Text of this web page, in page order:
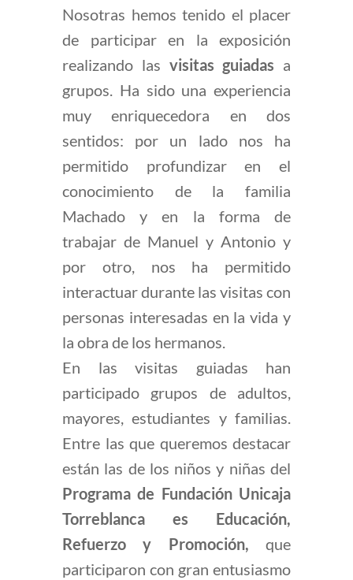
Nosotras hemos tenido el placer
de participar en la exposición
realizando las visitas guiadas a
grupos. Ha sido una experiencia
muy enriquecedora en dos
sentidos: por un lado nos ha
permitido profundizar en el
conocimiento de la familia
Machado y en la forma de
trabajar de Manuel y Antonio y
por otro, nos ha permitido
interactuar durante las visitas con
personas interesadas en la vida y
la obra de los hermanos.
En las visitas guiadas han
participado grupos de adultos,
mayores, estudiantes y familias.
Entre las que queremos destacar
están las de los niños y niñas del
Programa de Fundación Unicaja
Torreblanca es Educación,
Refuerzo y Promoción, que
participaron con gran entusiasmo